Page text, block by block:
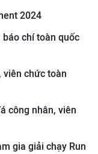
2024
chí toàn quốc
viên chức toàn
công nhân, viên
gia giải chạy Run